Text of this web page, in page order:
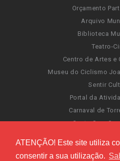
ATENÇÃO! Este site utiliza
consentir a sua utilização.
Orçamento
Arquivo
Biblioteca
Teatro-
Centro de Artes e
Museu do Ciclismo
Sentir
Portal da
Carnaval de
Santa Cruz